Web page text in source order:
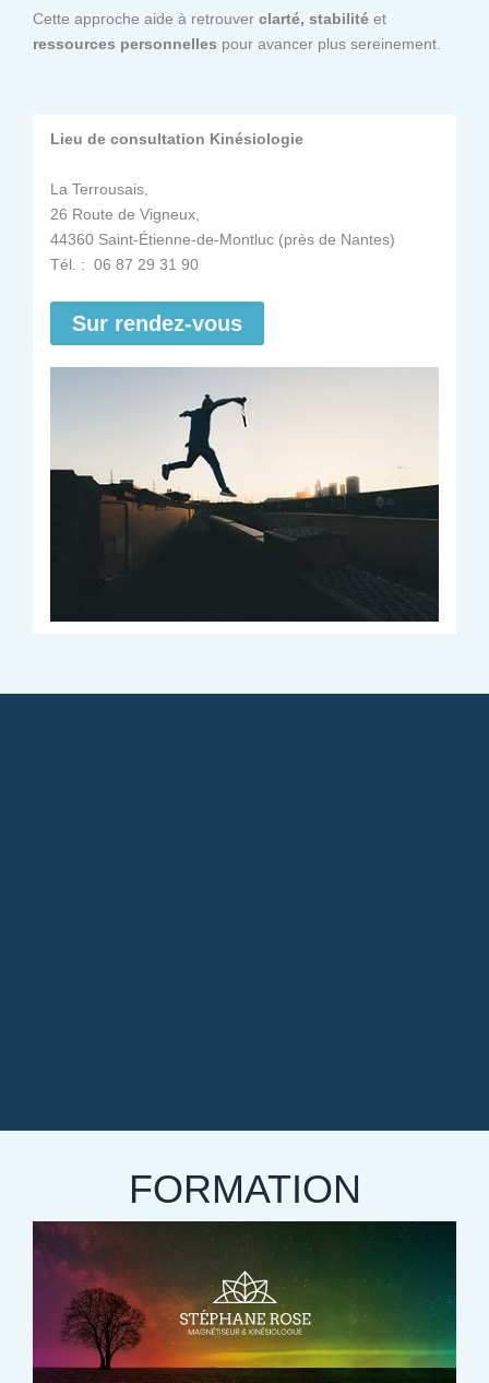
Cette approche aide à retrouver clarté, stabilité et
ressources personnelles pour avancer plus sereinement.
Lieu de consultation Kinésiologie
La Terrousais,
26 Route de Vigneux,
44360 Saint-Étienne-de-Montluc (près de Nantes)
Tél. : 06 87 29 31 90
Sur rendez-vous
FORMATION